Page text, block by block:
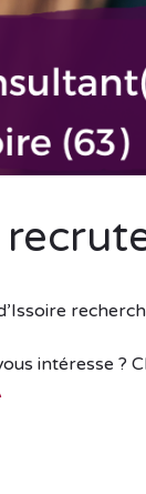
intéresse ?